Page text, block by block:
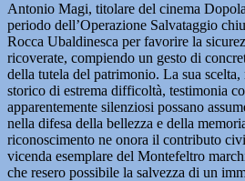
Antonio Magi, titolare del cinema
periodo dell’Operazione Salvataggio
Rocca Ubaldinesca per favorire la
ricoverate, compiendo un gesto di
della tutela del patrimonio. La sua
storico di estrema difficoltà, testimonia
apparentemente silenziosi possano
nella difesa della bellezza e della
riconoscimento ne onora il contributo
vicenda esemplare del Montefeltro
che resero possibile la salvezza di un